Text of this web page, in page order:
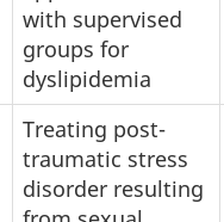
with supervised
groups for
dyslipidemia
Treating post-
traumatic stress
disorder resulting